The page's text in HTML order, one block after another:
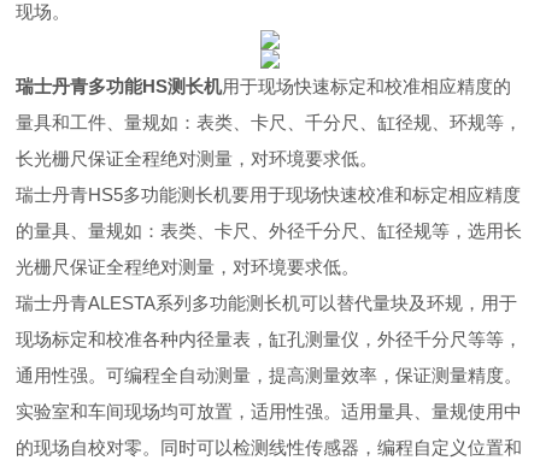
现场。
瑞士丹青多功能HS测长机用于现场快速标定和校准相应精度的
量具和工件、量规如：表类、卡尺、千分尺、缸径规、环规等，
长光栅尺保证全程绝对测量，对环境要求低。
瑞士丹青HS5多功能测长机要用于现场快速校准和标定相应精度
的量具、量规如：表类、卡尺、外径千分尺、缸径规等，选用长
光栅尺保证全程绝对测量，对环境要求低。
瑞士丹青ALESTA系列多功能测长机可以替代量块及环规，用于
现场标定和校准各种内径量表，缸孔测量仪，外径千分尺等等，
通用性强。可编程全自动测量，提高测量效率，保证测量精度。
实验室和车间现场均可放置，适用性强。适用量具、量规使用中
的现场自校对零。同时可以检测线性传感器，编程自定义位置和